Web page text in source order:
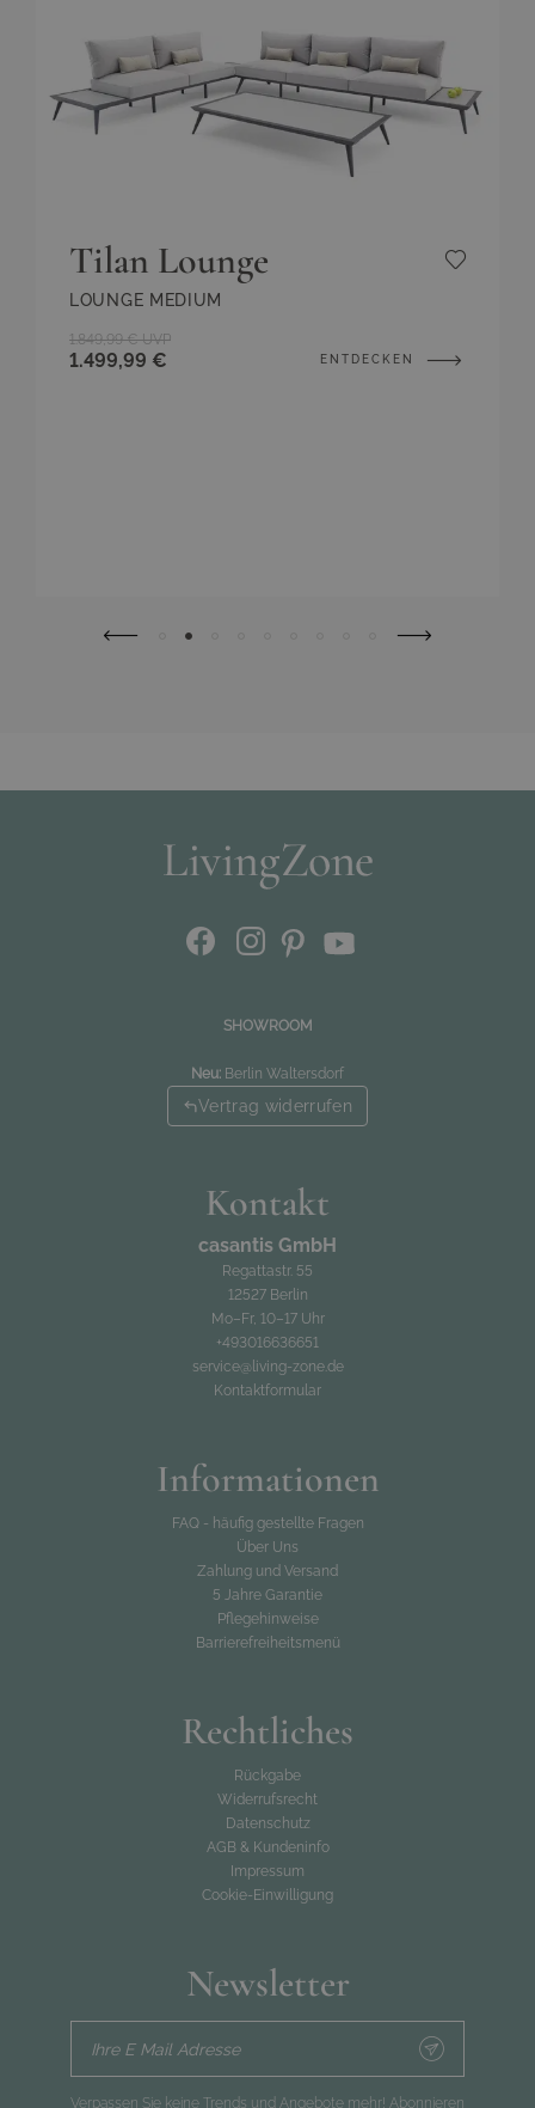
Tilan Lounge
LOUNGE MEDIUM
1.499,99 €
1.849,99 € UVP
ENTDECKEN
SHOWROOM
Neu: Berlin Waltersdorf
Vertrag widerrufen
Kontakt
casantis GmbH
Regattastr. 55
12527 Berlin
Mo–Fr, 10–17 Uhr
+493016636651
service@living-zone.de
Kontaktformular
Informationen
FAQ - häufig gestellte Fragen
Über Uns
Zahlung und Versand
5 Jahre Garantie
Pflegehinweise
Barrierefreiheitsmenü
Rechtliches
Rückgabe
Widerrufsrecht
Datenschutz
AGB & Kundeninfo
Impressum
Cookie-Einwilligung
Newsletter
Ihre E Mail Adresse
Verpassen Sie keine Trends und Angebote mehr! Abonnieren